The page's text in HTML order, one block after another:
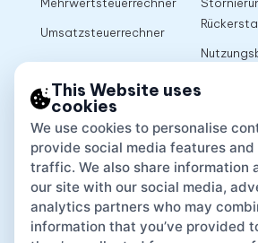
Umsatzsteuerrechner
This Website uses
cookies
We use cookies to personalise
provide social media features
traffic. We also share information
our site with our social media,
analytics partners who may
information that you’ve provided